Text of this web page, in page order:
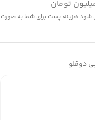
بالای 6 میلیون تومان شود هزینه پست برای شما به صورت
دوقلو